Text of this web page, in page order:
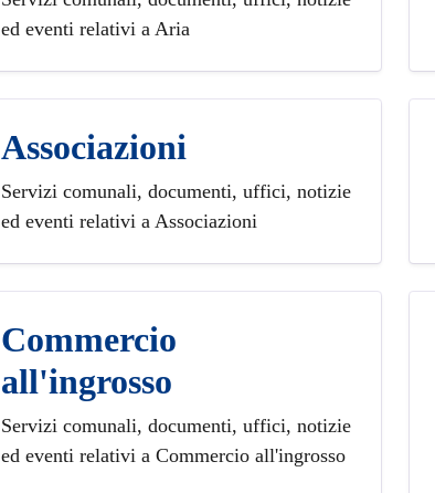
ed eventi relativi a Aria
Associazioni
Servizi comunali, documenti, uffici, notizie
ed eventi relativi a Associazioni
Commercio
all'ingrosso
Servizi comunali, documenti, uffici, notizie
ed eventi relativi a Commercio all'ingrosso